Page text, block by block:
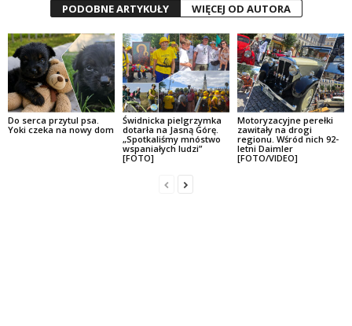
PODOBNE ARTYKUŁY WIĘCEJ OD AUTORA
Do serca przytul psa.
Yoki czeka na nowy dom
Świdnicka pielgrzymka
dotarła na Jasną Górę.
„Spotkaliśmy mnóstwo
wspaniałych ludzi”
[FOTO]
Motoryzacyjne perełki
zawitały na drogi
regionu. Wśród nich 92-
letni Daimler
[FOTO/VIDEO]